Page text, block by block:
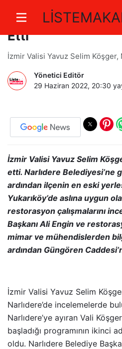
İzmir Valisi
Etti
İzmir Valisi Yavuz Selim Köşger,
Yönetici Editör
29 Haziran 2022, 20:30
İzmir Valisi Yavuz Selim
etti. Narlıdere Belediyesi’ne
ardından ilçenin en eski
Yukarıköy’de aslına uygun
restorasyon çalışmalarını
Başkanı Ali Engin ve
mimar ve mühendislerden
ardından Güngören
İzmir Valisi Yavuz Selim
Narlıdere’de incelemelerde
Narlıdere’ye ayıran Vali
başladığı programının ikinci
oldu. Narlıdere Belediye